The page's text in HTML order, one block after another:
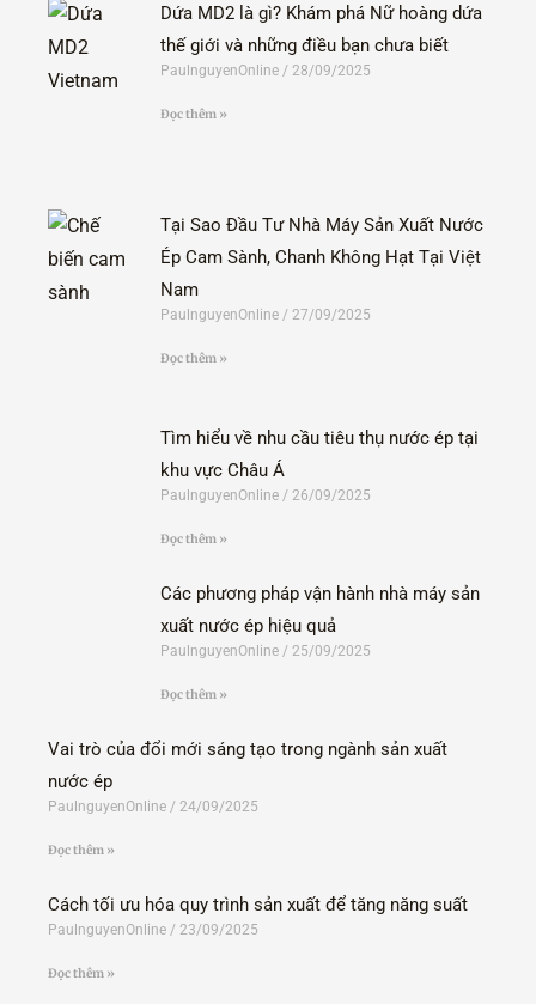
Dứa MD2 là gì? Khám phá Nữ hoàng dứa
thế giới và những điều bạn chưa biết
PaulnguyenOnline 28/09/2025
Đọc thêm »
Tại Sao Đầu Tư Nhà Máy Sản Xuất Nước
Ép Cam Sành, Chanh Không Hạt Tại Việt
Nam
PaulnguyenOnline 27/09/2025
Đọc thêm »
Tìm hiểu về nhu cầu tiêu thụ nước ép tại
khu vực Châu Á
PaulnguyenOnline 26/09/2025
Đọc thêm »
Các phương pháp vận hành nhà máy sản
xuất nước ép hiệu quả
PaulnguyenOnline 25/09/2025
Đọc thêm »
Vai trò của đổi mới sáng tạo trong ngành sản xuất
nước ép
PaulnguyenOnline 24/09/2025
Đọc thêm »
Cách tối ưu hóa quy trình sản xuất để tăng năng suất
PaulnguyenOnline 23/09/2025
Đọc thêm »